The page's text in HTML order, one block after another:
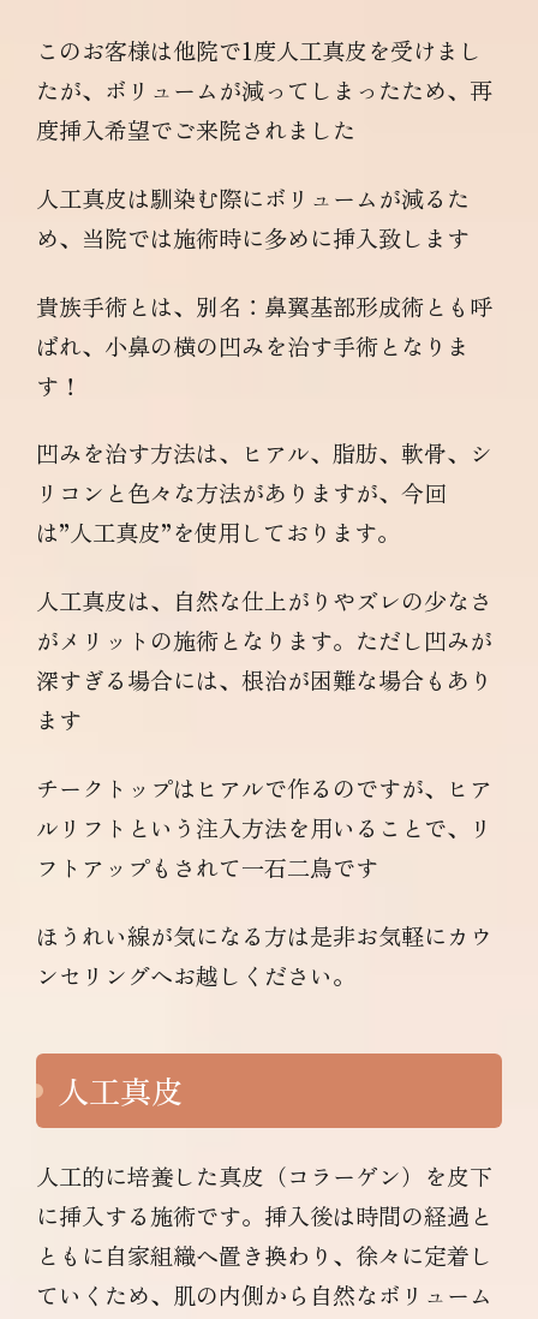
このお客様は他院で1度人工真皮を受けまし
たが、ボリュームが減ってしまったため、再
度挿入希望でご来院されました
人工真皮は馴染む際にボリュームが減るた
め、当院では施術時に多めに挿入致します
貴族手術とは、別名：鼻翼基部形成術とも呼
ばれ、小鼻の横の凹みを治す手術となりま
す！
凹みを治す方法は、ヒアル、脂肪、軟骨、シ
リコンと色々な方法がありますが、今回
は”人工真皮”を使用しております。
人工真皮は、自然な仕上がりやズレの少なさ
がメリットの施術となります。ただし凹みが
深すぎる場合には、根治が困難な場合もあり
ます
チークトップはヒアルで作るのですが、ヒア
ルリフトという注入方法を用いることで、リ
フトアップもされて一石二鳥です
ほうれい線が気になる方は是非お気軽にカウ
ンセリングへお越しください。
人工真皮
人工的に培養した真皮（コラーゲン）を皮下
に挿入する施術です。挿入後は時間の経過と
ともに自家組織へ置き換わり、徐々に定着し
ていくため、肌の内側から自然なボリューム